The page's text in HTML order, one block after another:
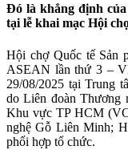
Đó là khẳng định
tại lễ khai mạc Hội
Hội chợ Quốc tế Sản
ASEAN lần thứ 3 –
29/08/2025 tại Trung
do Liên đoàn Thương
Khu vực TP HCM
nghệ Gỗ Liên Minh;
phối hợp tổ chức.